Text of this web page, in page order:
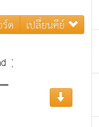
ด เปลี่ยนคีย์